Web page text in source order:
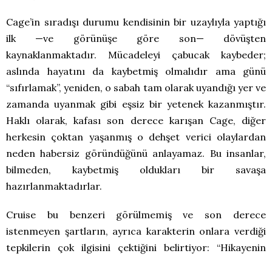
Cage’in sıradışı durumu kendisinin bir uzaylıyla yaptığı
ilk —ve görünüşe göre son— dövüşten
kaynaklanmaktadır. Mücadeleyi çabucak kaybeder;
aslında hayatını da kaybetmiş olmalıdır ama günü
“sıfırlamak”, yeniden, o sabah tam olarak uyandığı yer ve
zamanda uyanmak gibi eşsiz bir yetenek kazanmıştır.
Haklı olarak, kafası son derece karışan Cage, diğer
herkesin çoktan yaşanmış o dehşet verici olaylardan
neden habersiz göründüğünü anlayamaz. Bu insanlar,
bilmeden, kaybetmiş oldukları bir savaşa
hazırlanmaktadırlar.
Cruise bu benzeri görülmemiş ve son derece
istenmeyen şartların, ayrıca karakterin onlara verdiği
tepkilerin çok ilgisini çektiğini belirtiyor: “Hikayenin